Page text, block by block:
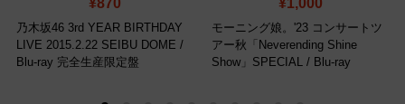
¥870
乃木坂46 3rd YEAR BIRTHDAY
LIVE 2015.2.22 SEIBU DOME /
Blu-ray 完全生産限定盤
¥1,000
モーニング娘。'23 コンサートツ
アー秋「Neverending Shine
Show」SPECIAL / Blu-ray